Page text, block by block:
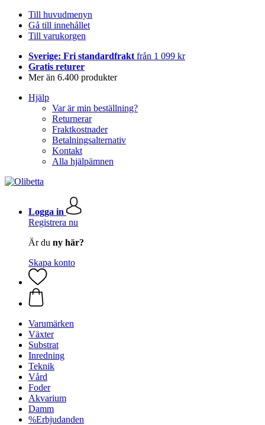
Till huvudmenyn
Gå till innehållet
Till varukorgen
Sverige: Fri standardfrakt från 1 099 kr
Gratis returer
Mer än 6.400 produkter
Hjälp
Var är min beställning?
Returnerar
Fraktkostnader
Betalningsalternativ
Kontakt
Alla hjälpämnen
Logga in
Registrera nu
Är du ny här?
Skapa konto
Varumärken
Växter
Substrat
Inredning
Teknik
Vård
Foder
Akvarium
Damm
%Erbjudanden